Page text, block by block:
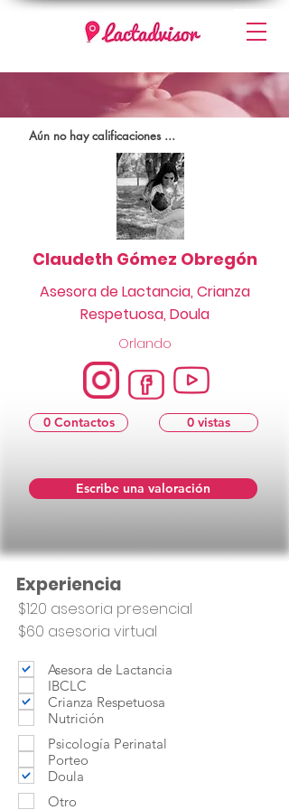
Aún no hay calificaciones ...
Escribe una valoración
0 Contactos
Orlando
Claudeth Gómez Obregón
Asesora de Lactancia, Crianza
Respetuosa, Doula
0 vistas
$120 asesoria presencial
$60 asesoria virtual
Asesora de Lactancia
IBCLC
Crianza Respetuosa
Nutrición
Psicología Perinatal
Porteo
Doula
Otro
Experiencia